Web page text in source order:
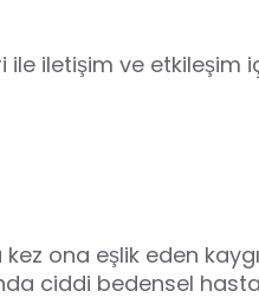
ile iletişim ve etkileşim
ona eşlik eden
ciddi bedensel